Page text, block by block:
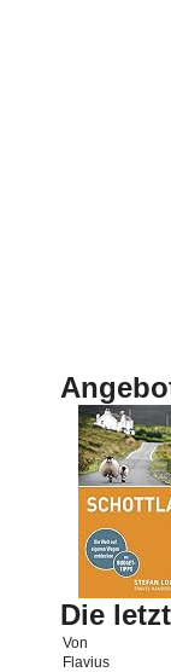
Die
Von
Flavius